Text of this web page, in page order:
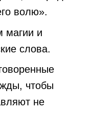
волю».
магии и
слова.
чтобы
не